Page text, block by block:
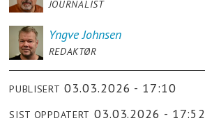
JOURNALIST
Yngve Johnsen
REDAKTØR
PUBLISERT 03.03.2026 - 17:10
SIST OPPDATERT 03.03.2026 - 17:52